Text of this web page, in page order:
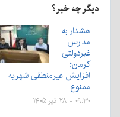
دیگر چه خبر؟
هشدار به
مدارس
غیردولتی
کرمان؛
افزایش غیرمنطقی شهریه
ممنوع
۰۹:۳۰ - ۲۸ تیر ۱۴۰۵